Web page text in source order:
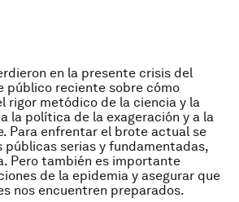
en la presente crisis del
público reciente sobre cómo
rigor metódico de la ciencia y la
la política de la exageración y a la
Para enfrentar el brote actual se
serias y fundamentadas,
Pero también es importante
de la epidemia y asegurar que
nos encuentren preparados.